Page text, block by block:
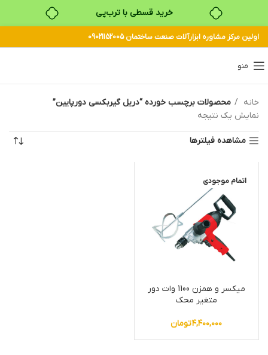
خرید قسطی با ترب‌پی
اولین مرکز مشاوره ابزارآلات صنعت ساختمان 09021152005
منو
خانه
محصولات برچسب خورده “دریل گیربکسی دورپایین”
نمایش یک نتیجه
مشاهده فیلترها
اتمام موجودی
میکسر و همزن 1100 وات دور
متغیر محک
۴,۴۰۰,۰۰۰تومان